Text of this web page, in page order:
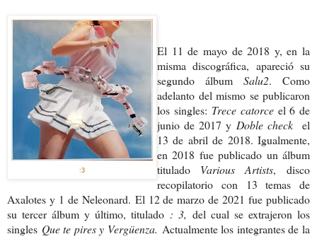
:3
El 11 de mayo de 2018 y, en la
misma discográfica, apareció su
segundo álbum Salu2. Como
adelanto del mismo se publicaron
los singles: Trece catorce el 6 de
junio de 2017 y Doble checkel
13 de abril de 2018. Igualmente,
en 2018 fue publicado un álbum
titulado Various Artists, disco
recopilatorio con 13 temas de
Axalotes y 1 de Neleonard. El 12 de marzo de 2021 fue publicado
su tercer álbum y último, titulado : 3, del cual se extrajeron los
singles Que te pires y Vergüenza. Actualmente los integrantes de la